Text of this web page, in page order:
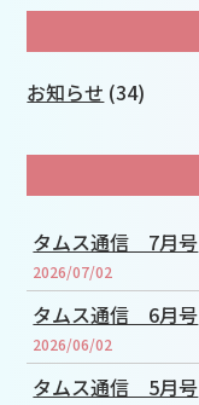
お知らせ (34)
タムス通信 7月号
2026/07/02
タムス通信 6月号
2026/06/02
タムス通信 5月号